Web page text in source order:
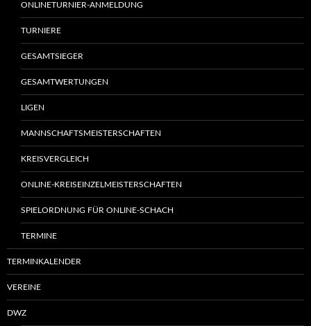
ONLINETURNIER-ANMELDUNG
TURNIERE
GESAMTSIEGER
GESAMTWERTUNGEN
LIGEN
MANNSCHAFTSMEISTERSCHAFTEN
KREISVERGLEICH
ONLINE-KREISEINZELMEISTERSCHAFTEN
SPIELORDNUNG FÜR ONLINE-SCHACH
TERMINE
TERMINKALENDER
VEREINE
DWZ